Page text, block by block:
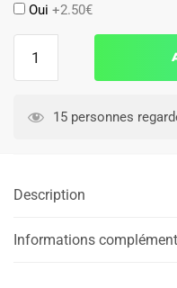
Oui +2.50€
Manchester
2025
15 personnes
Description
Informations